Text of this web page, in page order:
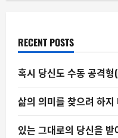
계
에
뜻
는
것
RECENT POSTS
혹시 당신도 수동 공격형
삶의 의미를 찾으려 하
있는 그대로의 당신을